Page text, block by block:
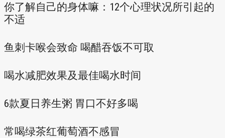
你了解自己的身体嘛：12个心理状况所引起的
不适
鱼刺卡喉会致命 喝醋吞饭不可取
喝水减肥效果及最佳喝水时间
6款夏日养生粥 胃口不好多喝
常喝绿茶红葡萄酒不感冒